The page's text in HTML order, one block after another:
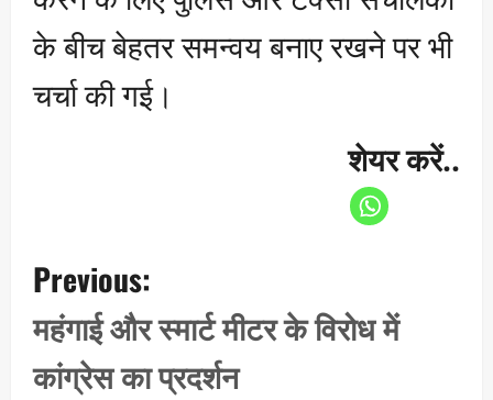
के बीच बेहतर समन्वय बनाए रखने पर भी
चर्चा की गई।
शेयर करें..
o
s
t
n
Previous:
महंगाई और स्मार्ट मीटर के विरोध में
कांग्रेस का प्रदर्शन